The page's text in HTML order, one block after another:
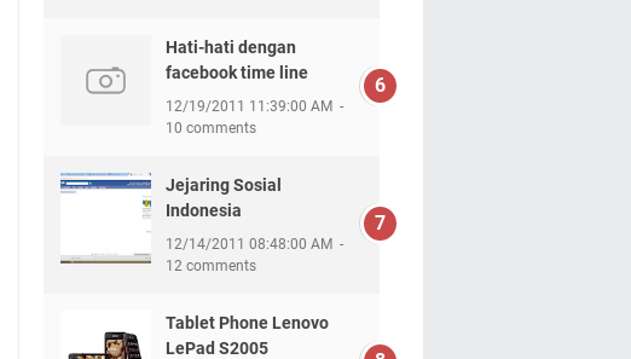
Hati-hati dengan
facebook time line
12/19/2011 11:39:00 AM
10 comments
Jejaring Sosial
Indonesia
12/14/2011 08:48:00 AM
12 comments
Tablet Phone Lenovo
LePad S2005